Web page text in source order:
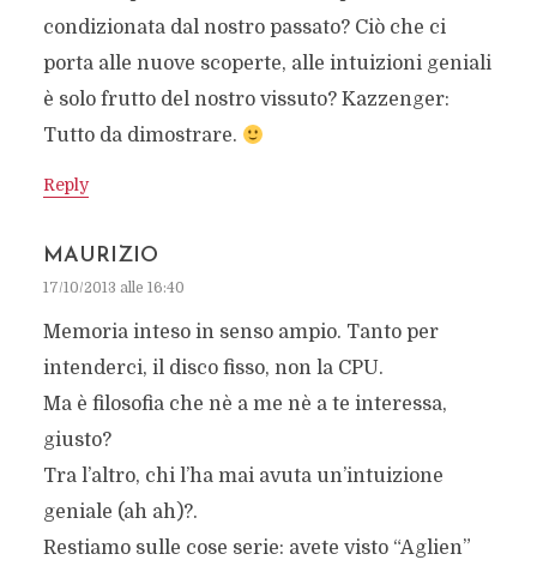
condizionata dal nostro passato? Ciò che ci
porta alle nuove scoperte, alle intuizioni geniali
è solo frutto del nostro vissuto? Kazzenger:
Tutto da dimostrare.
Reply
MAURIZIO
17/10/2013 alle 16:40
Memoria inteso in senso ampio. Tanto per
intenderci, il disco fisso, non la CPU.
Ma è filosofia che nè a me nè a te interessa,
giusto?
Tra l’altro, chi l’ha mai avuta un’intuizione
geniale (ah ah)?.
Restiamo sulle cose serie: avete visto “Aglien”